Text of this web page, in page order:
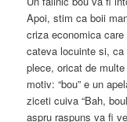
Apoi, stim ca boii
criza economica
cateva locuinte si,
plece, oricat de
motiv: “bou” e un
ziceti cuiva “Bah,
aspru raspuns va fi